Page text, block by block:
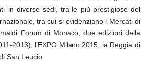
in diverse sedi, tra le più prestigiose del
tra cui si evidenziano i Mercati di
Forum di Monaco, due edizioni della
2013), l’EXPO Milano 2015, la Reggia di
San Leucio.